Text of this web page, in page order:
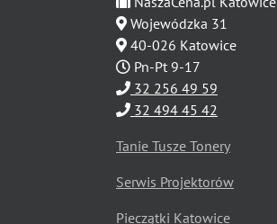
Wojewódzka 31
40-026 Katowice
Pn-Pt 9-17
32 256 49 59
32 494 45 42
Tanie Tusze Tonery
Serwis Projektorów
Pieczątki Katowice